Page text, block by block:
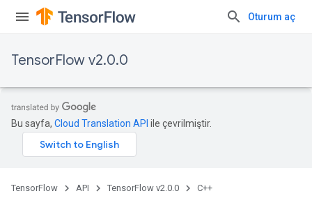
Oturum aç
TensorFlow v2.0.0
Bu sayfa, Cloud Translation API ile çevrilmiştir.
TensorFlow API TensorFlow v2.0.0 C++